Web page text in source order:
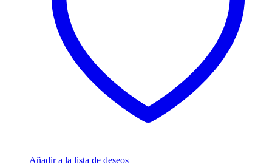
Añadir a la lista de deseos